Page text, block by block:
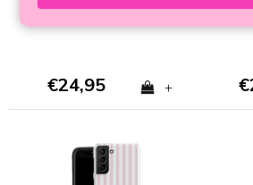
€24,95 +